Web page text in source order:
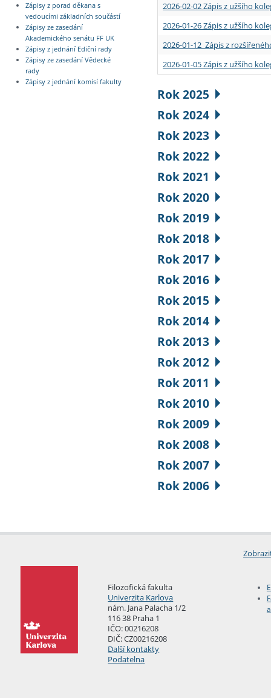
Zápisy z porad děkana s
vedoucími základních součástí
Zápisy ze zasedání
Akademického senátu FF UK
Zápisy z jednání Ediční rady
Zápisy ze zasedání Vědecké
rady
Zápisy z jednání komisí fakulty
2026-02-02 Zápis z užšího
2026-01-26 Zápis z užšího
2026-01-12 Zápis z
2026-01-05 Zápis z užšího
Rok 2025
Rok 2024
Rok 2023
Rok 2022
Rok 2021
Rok 2020
Rok 2019
Rok 2018
Rok 2017
Rok 2016
Rok 2015
Rok 2014
Rok 2013
Rok 2012
Rok 2011
Rok 2010
Rok 2009
Rok 2008
Rok 2007
Rok 2006
Filozofická fakulta
Univerzita Karlova
nám. Jana Palacha 1/2
116 38 Praha 1
IČO: 00216208
DIČ: CZ00216208
Další kontakty
Podatelna